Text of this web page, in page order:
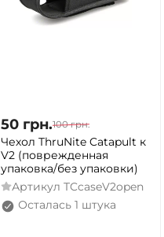
50 грн.100 грн.
Чехол ThruNite Catapult к
V2 (поврежденная
упаковка/без упаковки)
Артикул TCcaseV2open
Осталась 1 штука